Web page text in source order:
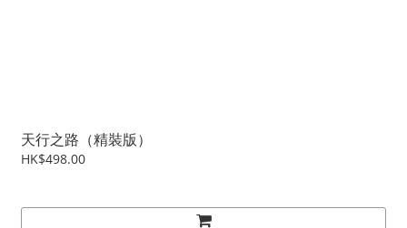
天行之路（精裝版）
HK$498.00